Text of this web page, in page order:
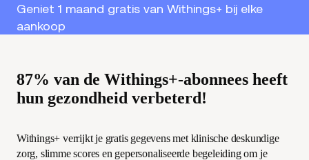
Geniet 1 maand gratis van Withings+ bij elke
aankoop
87% van de Withings+-abonnees heeft
hun gezondheid verbeterd!
Withings+ verrijkt je gratis gegevens met klinische deskundige
zorg, slimme scores en gepersonaliseerde begeleiding om je